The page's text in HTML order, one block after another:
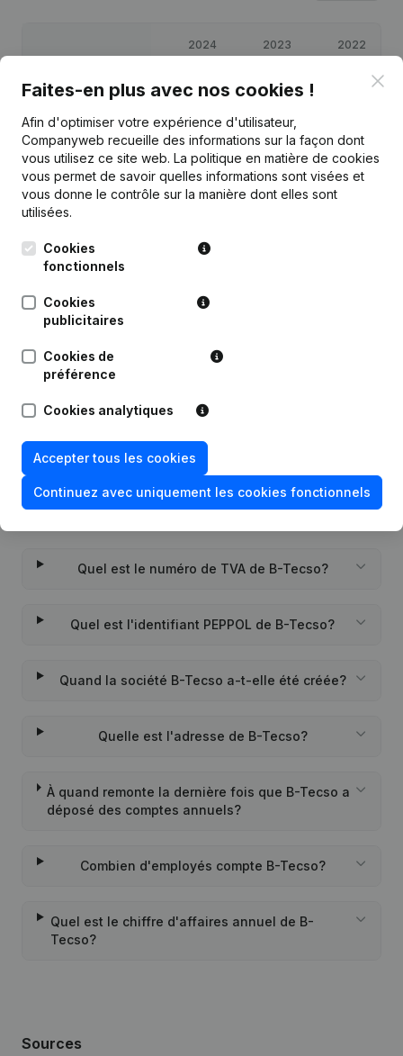
2024 2023 2022
Bénéfices/pertes €73 362 €62 906
Capitaux propres € 161 972 88 609 25 704
Marge brute €114 398 €94 431 €45 191
Succursale, etc...)
Quel est le numéro de TVA de B-Tecso?
Quel est l'identifiant PEPPOL de B-Tecso?
Quand la société B-Tecso a-t-elle été créée?
Quelle est l'adresse de B-Tecso?
À quand remonte la dernière fois que B-Tecso a
déposé des comptes annuels?
Combien d'employés compte B-Tecso?
Quel est le chiffre d'affaires annuel de B-
Tecso?
Sources
Faites-en plus avec nos cookies !
Afin d'optimiser votre expérience d'utilisateur,
Companyweb recueille des informations sur la façon dont
vous utilisez ce site web. La politique en matière de cookies
vous permet de savoir quelles informations sont visées et
vous donne le contrôle sur la manière dont elles sont
utilisées.
Cookies
fonctionnels
Cookies
publicitaires
Cookies de
préférence
Cookies analytiques
Accepter tous les cookies
Continuez avec uniquement les cookies fonctionnels